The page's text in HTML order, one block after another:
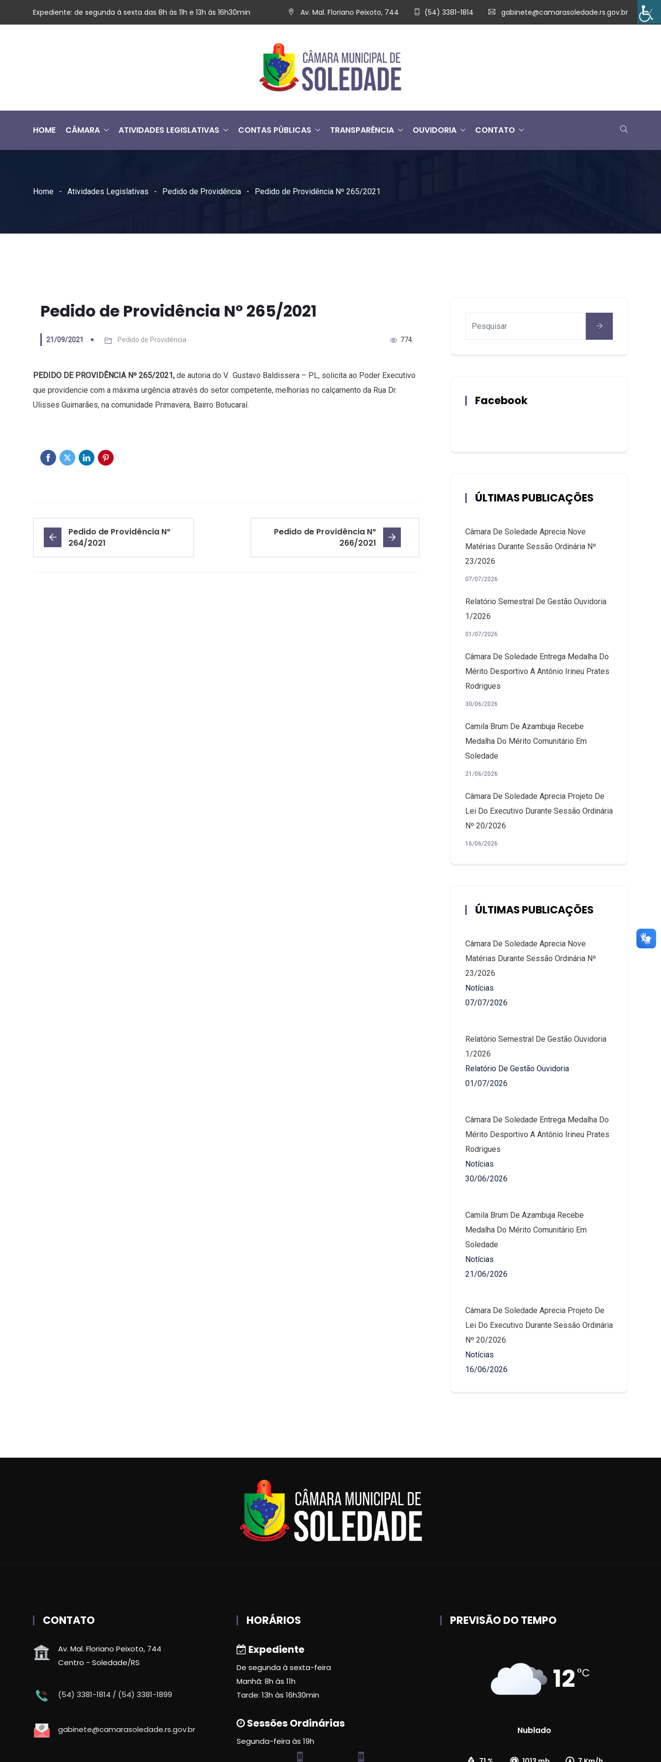
Expediente: de segunda à sexta das 8h às 11h e 13h às 16h30min Av. Mal. Floriano Peixoto, 744 (54) 3381-1814 gabinete@camarasoledade.rs.gov.br
HOME CÂMARA ATIVIDADES LEGISLATIVAS CONTAS PÚBLICAS TRANSPARÊNCIA OUVIDORIA CONTATO
Home Atividades Legislativas Pedido de Providência Pedido de Providência Nº 265/2021
Pedido de Providência Nº 265/2021
21/09/2021 Pedido de Providência 774
PEDIDO DE PROVIDÊNCIA Nº 265/2021, de autoria do V. Gustavo Baldissera – PL, solicita ao Poder Executivo
que providencie com a máxima urgência através do setor competente, melhorias no calçamento da Rua Dr.
Ulisses Guimarães, na comunidade Primavera, Bairro Botucaraí.
Pedido de Providência Nº
264/2021
Pedido de Providência Nº
266/2021
Facebook
ÚLTIMAS PUBLICAÇÕES
Câmara De Soledade Aprecia Nove
Matérias Durante Sessão Ordinária Nº
23/2026
07/07/2026
Relatório Semestral De Gestão Ouvidoria
1/2026
01/07/2026
Câmara De Soledade Entrega Medalha Do
Mérito Desportivo A Antônio Irineu Prates
Rodrigues
30/06/2026
Camila Brum De Azambuja Recebe
Medalha Do Mérito Comunitário Em
Soledade
21/06/2026
Câmara De Soledade Aprecia Projeto De
Lei Do Executivo Durante Sessão Ordinária
Nº 20/2026
16/06/2026
ÚLTIMAS PUBLICAÇÕES
Câmara De Soledade Aprecia Nove
Matérias Durante Sessão Ordinária Nº
23/2026
Notícias
07/07/2026
Relatório Semestral De Gestão Ouvidoria
1/2026
Relatório De Gestão Ouvidoria
01/07/2026
Câmara De Soledade Entrega Medalha Do
Mérito Desportivo A Antônio Irineu Prates
Rodrigues
Notícias
30/06/2026
Camila Brum De Azambuja Recebe
Medalha Do Mérito Comunitário Em
Soledade
Notícias
21/06/2026
Câmara De Soledade Aprecia Projeto De
Lei Do Executivo Durante Sessão Ordinária
Nº 20/2026
Notícias
16/06/2026
CONTATO
Av. Mal. Floriano Peixoto, 744
Centro - Soledade/RS
(54) 3381-1814 / (54) 3381-1899
gabinete@camarasoledade.rs.gov.br
HORÁRIOS
Expediente
De segunda à sexta-feira
Manhã: 8h às 11h
Tarde: 13h às 16h30min
Sessões Ordinárias
Segunda-feira às 19h
PREVISÃO DO TEMPO
12 °C
Nublado